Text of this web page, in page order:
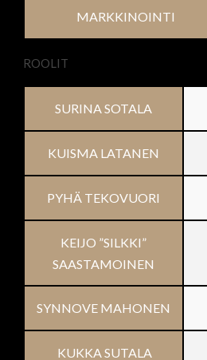
MARKKINOINTI
ROOLIT
SURINA SOTALA
KUISMA LATANEN
PYHÄ TEKOVUORI
KEIJO ”SILKKI”
SAASTAMOINEN
SYNNOVE MAHONEN
KUKKA SUTALA